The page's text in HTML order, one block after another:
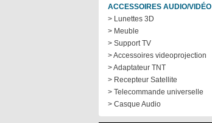
ACCESSOIRES AUDIO/VIDÉO
> Lunettes 3D
> Meuble
> Support TV
> Accessoires videoprojection
> Adaptateur TNT
> Recepteur Satellite
> Telecommande universelle
> Casque Audio